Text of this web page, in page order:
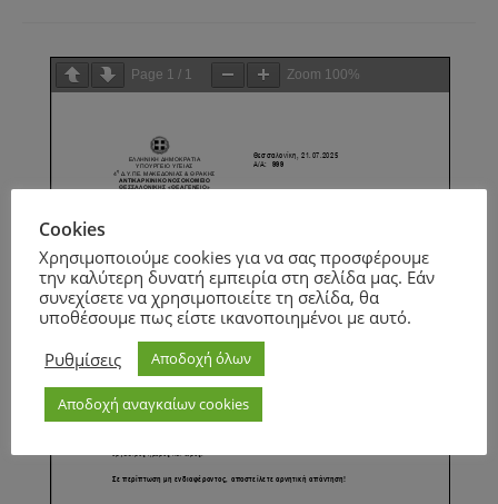
Page 1 / 1 Zoom 100%
Cookies
Χρησιμοποιούμε cookies για να σας προσφέρουμε
την καλύτερη δυνατή εμπειρία στη σελίδα μας. Εάν
συνεχίσετε να χρησιμοποιείτε τη σελίδα, θα
υποθέσουμε πως είστε ικανοποιημένοι με αυτό.
Ρυθμίσεις
Αποδοχή όλων
Αποδοχή αναγκαίων cookies